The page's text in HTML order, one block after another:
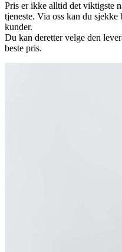
Pris er ikke alltid det viktigste
tjeneste. Via oss kan du
kunder.
Du kan deretter velge den
beste pris.